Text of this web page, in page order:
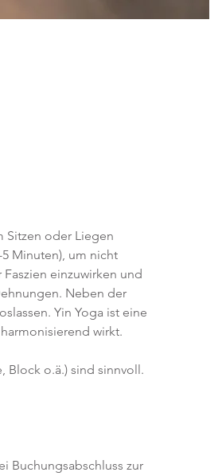
Sitzen oder Liegen
Minuten), um nicht
einzuwirken und
Neben der
Yin Yoga ist eine
wirkt.
Block o.ä.) sind sinnvoll.
Buchungsabschluss zur